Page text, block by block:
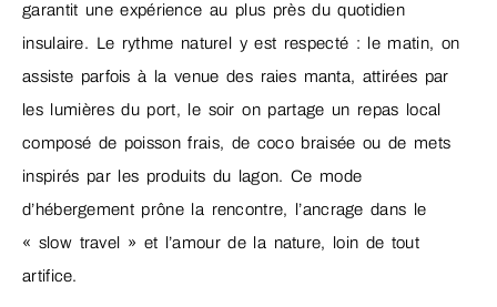
garantit une expérience au plus près du quotidien
insulaire. Le rythme naturel y est respecté : le matin, on
assiste parfois à la venue des raies manta, attirées par
les lumières du port, le soir on partage un repas local
composé de poisson frais, de coco braisée ou de mets
inspirés par les produits du lagon. Ce mode
d’hébergement prône la rencontre, l’ancrage dans le
« slow travel » et l’amour de la nature, loin de tout
artifice.